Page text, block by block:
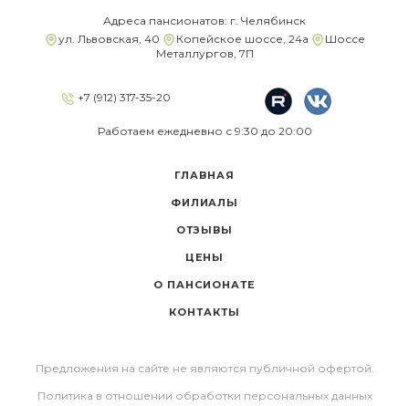
Адреса пансионатов: г. Челябинск
ул. Львовская, 40
Копейское шоссе, 24а
Шоссе
Металлургов, 7П
+7 (912) 317-35-20
Работаем ежедневно с 9:30 до 20:00
ГЛАВНАЯ
ФИЛИАЛЫ
ОТЗЫВЫ
ЦЕНЫ
О ПАНСИОНАТЕ
КОНТАКТЫ
Предложения на сайте не являются публичной офертой.
Политика в отношении обработки персональных данных